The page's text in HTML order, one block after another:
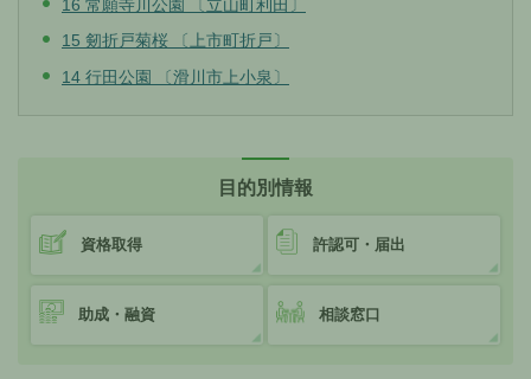
16 常願寺川公園 〔立山町利田〕
15 剱折戸菊桜 〔上市町折戸〕
14 行田公園 〔滑川市上小泉〕
目的別情報
資格取得 許認可・届出
助成・融資 相談窓口